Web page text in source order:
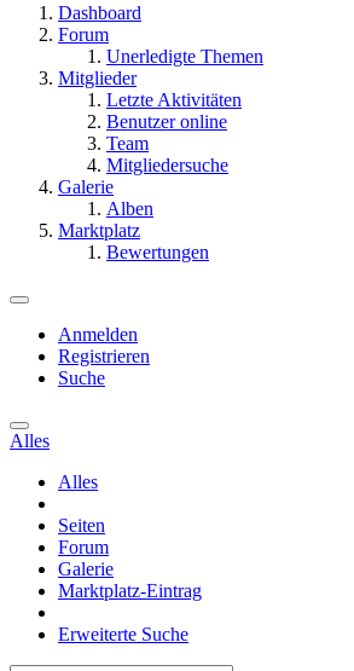
Dashboard
Forum
Unerledigte Themen
Mitglieder
Letzte Aktivitäten
Benutzer online
Team
Mitgliedersuche
Galerie
Alben
Marktplatz
Bewertungen
Anmelden
Registrieren
Suche
Alles
Alles
Seiten
Forum
Galerie
Marktplatz-Eintrag
Erweiterte Suche